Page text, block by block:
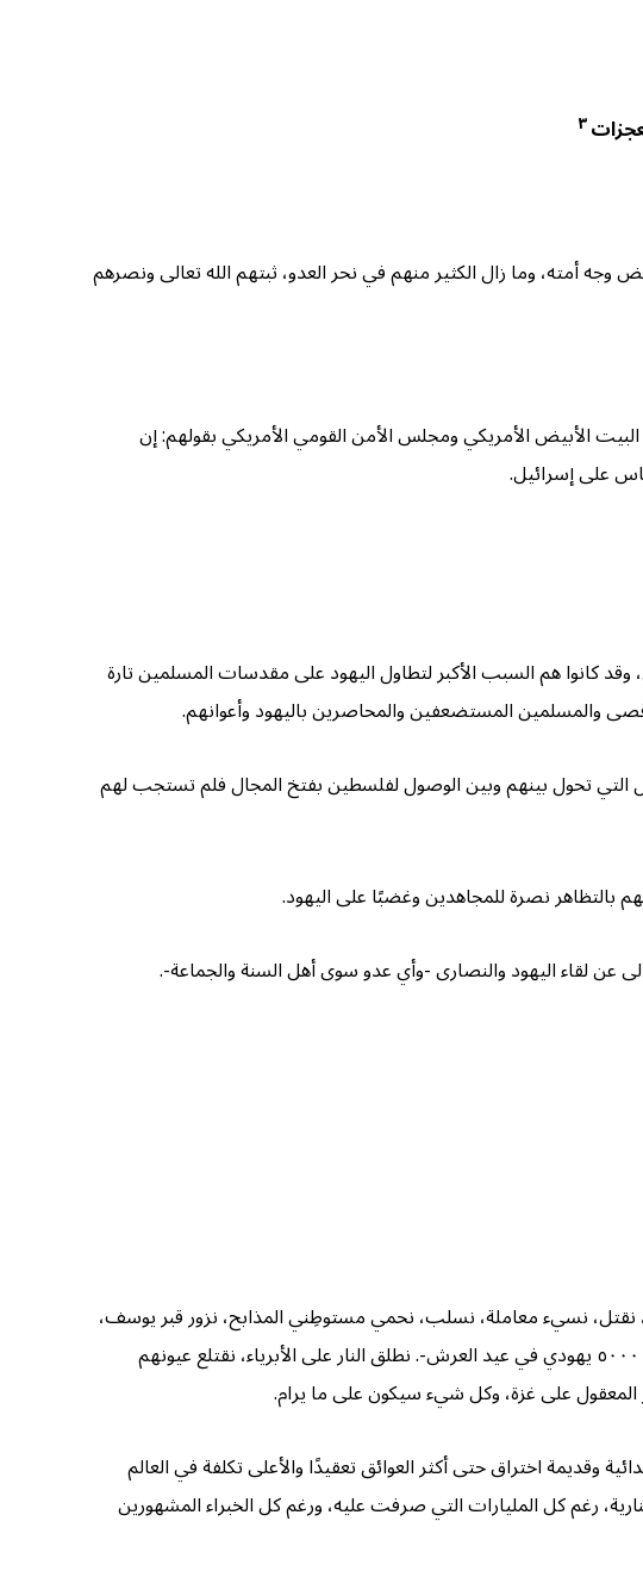
٣
وجه أمته، وما زال الكثير منهم في نحر العدو، ثبتهم الله تعالى ونصرهم
الأبيض الأمريكي ومجلس الأمن القومي الأمريكي بقولهم: إن
على إسرائيل.
وقد كانوا هم السبب الأكبر لتطاول اليهود على مقدسات المسلمين تارة
والمسلمين المستضعفين والمحاصرين باليهود وأعوانهم.
التي تحول بينهم وبين الوصول لفلسطين بفتخ المجال فلم تستجب لهم
بالتظاهر نصرة للمجاهدين وغضبًا على اليهود.
عن لقاء اليهود والنصارى -وأي عدو سوى أهل السنة والجماعة-.
نسيء معاملة، نسلب، نحمي مستوطِني المذابح، نزور قبر يوسف،
وقبر عثنيئيل، ومذبح يشوع، وكلها في الأراضي الفلسطينية، وبالطبع نزور جبل الهيكل (يعني المسجد الأقصى) -أكثر من ٥٠٠٠ يهودي في عيد العرش-. نطلق النار على الأبرياء، نقتلع عيونهم
على غزة، وكل شيء سيكون على ما يرام.
وقديمة اختراق حتى أكثر العوائق تعقيدًا والأعلى تكلفة في العالم
رغم كل المليارات التي صرفت عليه، ورغم كل الخبراء المشهورين